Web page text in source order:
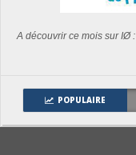
A découvrir ce mois sur IØ :
POPULAIRE